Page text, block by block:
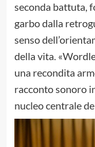
seconda battuta,
garbo dalla
senso
della vita.
una recondita
racconto sonoro
nucleo centrale